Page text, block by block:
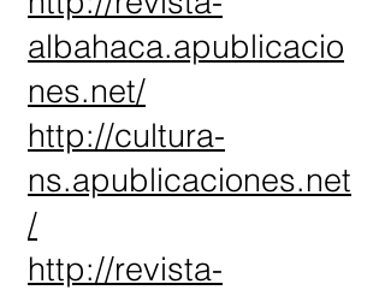
albahaca.apublicacio
nes.net/
http://cultura-
ns.apublicaciones.net
/
http://revista-